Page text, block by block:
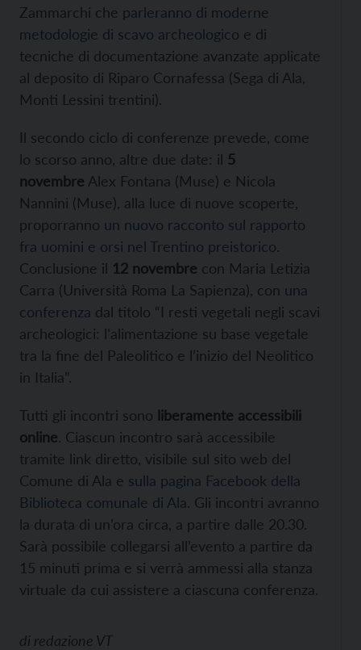
Zammarchi che parleranno di moderne
metodologie di scavo archeologico e di
tecniche di documentazione avanzate applicate
al deposito di Riparo Cornafessa (Sega di Ala,
Monti Lessini trentini).
Il secondo ciclo di conferenze prevede, come
lo scorso anno, altre due date: il 5
novembre Alex Fontana (Muse) e Nicola
Nannini (Muse), alla luce di nuove scoperte,
proporranno un nuovo racconto sul rapporto
fra uomini e orsi nel Trentino preistorico.
Conclusione il 12 novembre con Maria Letizia
Carra (Università Roma La Sapienza), con una
conferenza dal titolo “I resti vegetali negli scavi
archeologici: l’alimentazione su base vegetale
tra la fine del Paleolitico e l’inizio del Neolitico
in Italia”.
Tutti gli incontri sono liberamente accessibili
online. Ciascun incontro sarà accessibile
tramite link diretto, visibile sul sito web del
Comune di Ala e sulla pagina Facebook della
Biblioteca comunale di Ala. Gli incontri avranno
la durata di un’ora circa, a partire dalle 20.30.
Sarà possibile collegarsi all’evento a partire da
15 minuti prima e si verrà ammessi alla stanza
virtuale da cui assistere a ciascuna conferenza.
di redazione VT